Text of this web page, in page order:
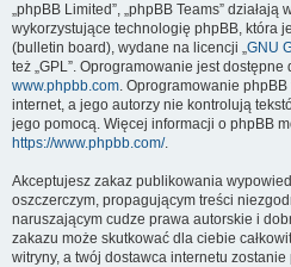
„phpBB Limited”, „phpBB Teams”
wykorzystujące technologię phpBB, która
(bulletin board), wydane na licencji „GNU
też „GPL”. Oprogramowanie jest
www.phpbb.com. Oprogramowanie
internet, a jego autorzy nie kontrolują
jego pomocą. Więcej informacji o phpBB
https://www.phpbb.com/.
Akceptujesz zakaz publikowania
oszczerczym, propagującym treści
naruszającym cudze prawa autorskie i
zakazu może skutkować dla ciebie
witryny, a twój dostawca internetu